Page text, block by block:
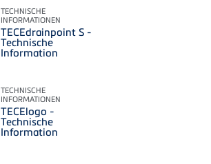
TECHNISCHE
INFORMATIONEN
TECEdrainpoint S -
Technische
Information
TECHNISCHE
INFORMATIONEN
TECElogo -
Technische
Information